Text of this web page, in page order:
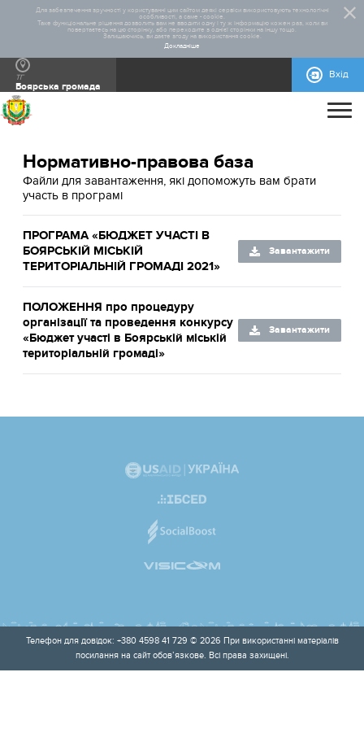
Для забезпечення зручності у користуванні цим сайтом деякі сервіси використовують технологічні
особливості, а саме - cookie.
Таке функціональне рішення дозволить вам не вводити одну і ту ж інформацію кожен раз, коли ви
повертаєтесь на цю сторінку, або переходите з однієї сторінки на іншу тощо.
Залишаючись, ви даєте згоду на використання cookie.
Докладніше
ТГ
Боярська громада
Вхід
ПРО ПРОЄКТ
ЗАГАЛЬНА ІНФОРМАЦІЯ
СТАТИСТИКА
РЕАЛІЗОВАНІ ПРОЄКТИ
ДОПОМОГА
НОРМАТИВНО-ПРАВОВА БАЗА
ПРАВИЛА УЧАСТІ
ЗГОДА КОРИСТУВАЧА
ЯК І ДЕ ПРОГОЛОСУВАТИ - ІНСТРУКЦІЯ
БЛАНКИ ДЛЯ ЗАВАНТАЖЕННЯ
ІНСТРУКЦІЇ
КОНТАКТИ
Нормативно-правова база
Файли для завантаження, які допоможуть вам брати
участь в програмі
ПРОГРАМА «БЮДЖЕТ УЧАСТІ В
БОЯРСЬКІЙ МІСЬКІЙ
ТЕРИТОРІАЛЬНІЙ ГРОМАДІ 2021»
Завантажити
ПОЛОЖЕННЯ про процедуру
організації та проведення конкурсу
«Бюджет участі в Боярській міській
територіальній громаді»
Завантажити
Телефон для довідок: +380 4598 41 729 © 2026 При використанні матеріалів
посилання на сайт обов’язкове. Всі права захищені.